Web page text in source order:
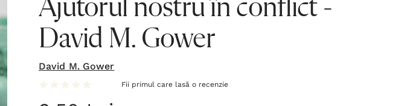
Ajutorul nostru în conflict -
David M. Gower
David M. Gower
Fii primul care lasă o recenzie